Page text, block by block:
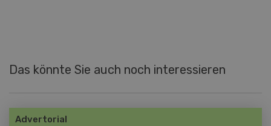
Das könnte Sie auch noch interessieren
Advertorial